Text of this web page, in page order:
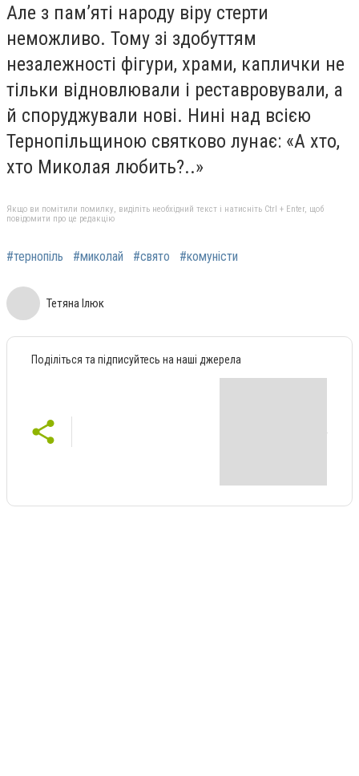
Але з пам’яті народу віру стерти
неможливо. Тому зі здобуттям
незалежності фігури, храми, каплички не
тільки відновлювали і реставровували, а
й споруджували нові. Нині над всією
Тернопільщиною святково лунає: «А хто,
хто Миколая любить?..»
Якщо ви помітили помилку, виділіть необхідний текст і натисніть Ctrl + Enter, щоб
повідомити про це редакцію
#тернопіль #миколай #свято #комуністи
Тетяна Ілюк
Поділіться та підписуйтесь на наші джерела